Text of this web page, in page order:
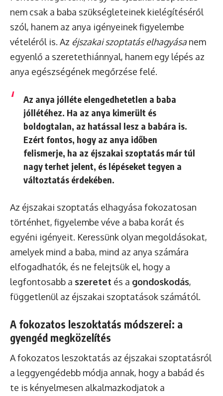
nem csak a baba szükségleteinek kielégítéséről
szól, hanem az anya igényeinek figyelembe
vételéről is. Az éjszakai szoptatás elhagyásanem
egyenlő a szeretethiánnyal, hanem egy lépés az
anya egészségének megőrzése felé.
Az anya jólléte elengedhetetlen a baba
jóllétéhez. Ha az anya kimerült és
boldogtalan, az hatással lesz a babára is.
Ezért fontos, hogy az anya időben
felismerje, ha az éjszakai szoptatás már túl
nagy terhet jelent, és lépéseket tegyen a
változtatás érdekében.
Az éjszakai szoptatás elhagyása fokozatosan
történhet, figyelembe véve a baba korát és
egyéni igényeit. Keressünk olyan megoldásokat,
amelyek mind a baba, mind az anya számára
elfogadhatók, és ne felejtsük el, hogy a
legfontosabb a szeretet és a gondoskodás,
függetlenül az éjszakai szoptatások számától.
A fokozatos leszoktatás módszerei: a
gyengéd megközelítés
A fokozatos leszoktatás az éjszakai szoptatásról
a leggyengédebb módja annak, hogy a babád és
te is kényelmesen alkalmazkodjatok a